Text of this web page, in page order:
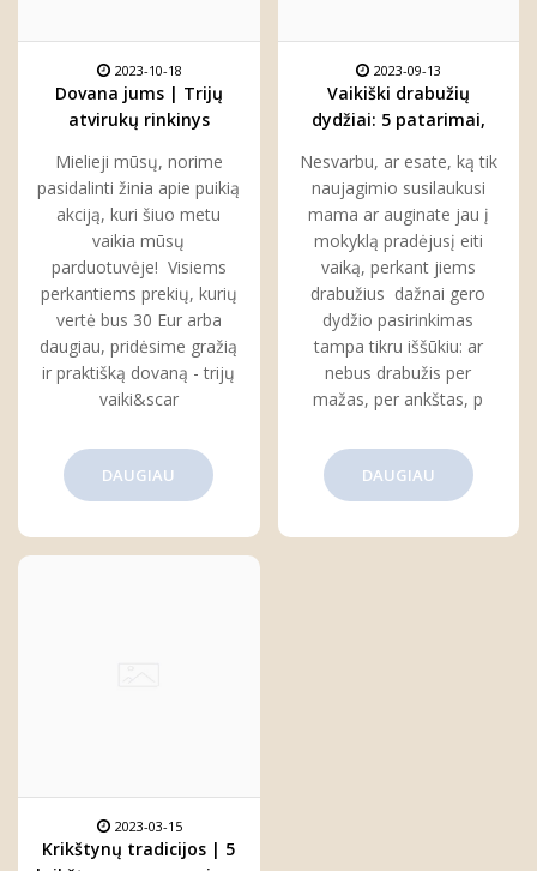
2023-10-18
Dovana jums | Trijų
atvirukų rinkinys
Mielieji mūsų, norime
pasidalinti žinia apie puikią
akciją, kuri šiuo metu
vaikia mūsų
parduotuvėje! Visiems
perkantiems prekių, kurių
vertė bus 30 Eur arba
daugiau, pridėsime gražią
ir praktišką dovaną - trijų
vaiki&scar
DAUGIAU
2023-09-13
Vaikiški drabužių
dydžiai: 5 patarimai,
pasirinkti
Nesvarbu, ar esate, ką tik
naujagimio susilaukusi
mama ar auginate jau į
mokyklą pradėjusį eiti
vaiką, perkant jiems
drabužius dažnai gero
dydžio pasirinkimas
tampa tikru iššūkiu: ar
nebus drabužis per
mažas, per ankštas, p
DAUGIAU
2023-03-15
Krikštynų tradicijos | 5